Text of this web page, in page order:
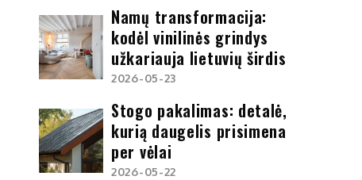
Namų transformacija:
kodėl vinilinės grindys
užkariauja lietuvių širdis
2026-05-23
Stogo pakalimas: detalė,
kurią daugelis prisimena
per vėlai
2026-05-22